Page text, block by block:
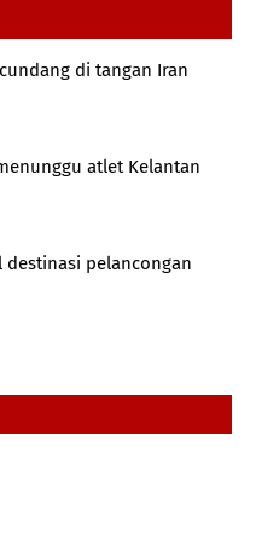
di tangan Iran
atlet Kelantan
destinasi pelancongan